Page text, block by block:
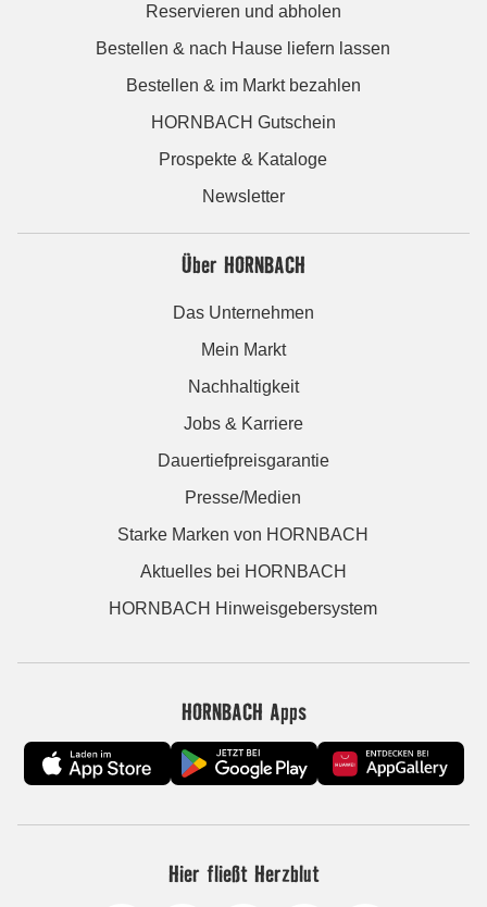
Reservieren und abholen
Bestellen & nach Hause liefern lassen
Bestellen & im Markt bezahlen
HORNBACH Gutschein
Prospekte & Kataloge
Newsletter
Über HORNBACH
Das Unternehmen
Mein Markt
Nachhaltigkeit
Jobs & Karriere
Dauertiefpreisgarantie
Presse/Medien
Starke Marken von HORNBACH
Aktuelles bei HORNBACH
HORNBACH Hinweisgebersystem
HORNBACH Apps
Hier fließt Herzblut